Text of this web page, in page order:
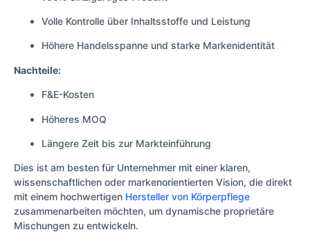
Volle Kontrolle über Inhaltsstoffe und Leistung
Höhere Handelsspanne und starke Markenidentität
Nachteile:
F&E-Kosten
Höheres MOQ
Längere Zeit bis zur Markteinführung
Dies ist am besten für Unternehmer mit einer klaren,
wissenschaftlichen oder markenorientierten Vision, die direkt
mit einem hochwertigen Hersteller von Körperpflege
zusammenarbeiten möchten, um dynamische proprietäre
Mischungen zu entwickeln.